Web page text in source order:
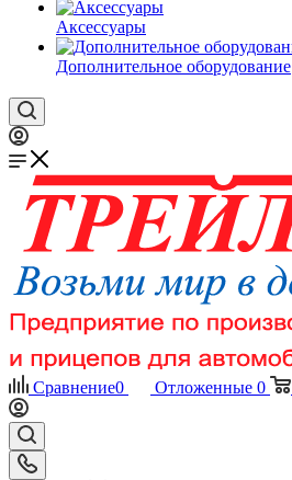
Аксессуары
Дополнительное оборудование
Сравнение0 Отложенные 0